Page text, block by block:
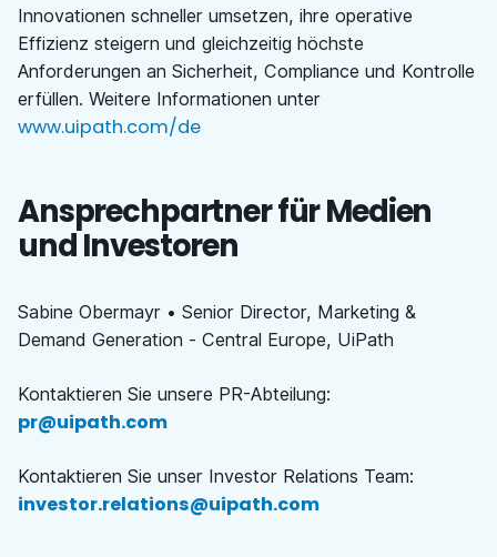
Innovationen schneller umsetzen, ihre operative
Effizienz steigern und gleichzeitig höchste
Anforderungen an Sicherheit, Compliance und Kontrolle
erfüllen. Weitere Informationen unter
www.uipath.com/de
Ansprechpartner für Medien
und Investoren
Sabine Obermayr • Senior Director, Marketing &
Demand Generation - Central Europe, UiPath
Kontaktieren Sie unsere PR-Abteilung:
pr@uipath.com
Kontaktieren Sie unser Investor Relations Team:
investor.relations@uipath.com